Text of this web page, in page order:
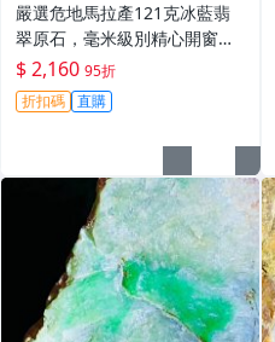
嚴選危地馬拉產121克冰藍翡
翠原石，毫米級別精心開窗展
現天然美韻。每日晚11點截
拍，真實成交見證。冰裂翡翠
原石 危地馬拉
$ 2,160 95折
折扣碼 直購